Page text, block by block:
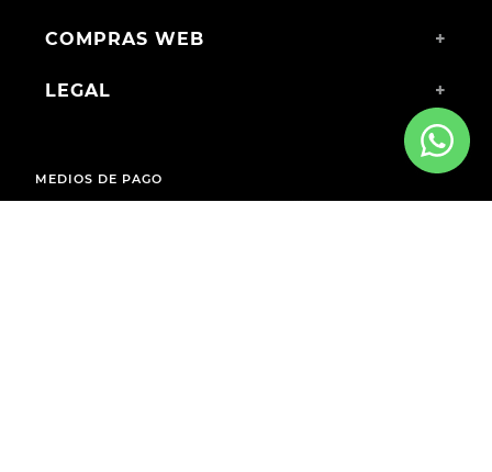
COMPRAS WEB +
LEGAL +
MEDIOS DE PAGO